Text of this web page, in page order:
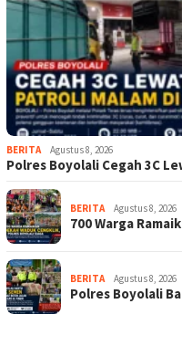
BERITA Agustus 8, 2026
Polres Boyolali Cegah 3C
BERITA Agustus 8, 2026
700 Warga
BERITA Agustus 8, 2026
Polres Boyolali